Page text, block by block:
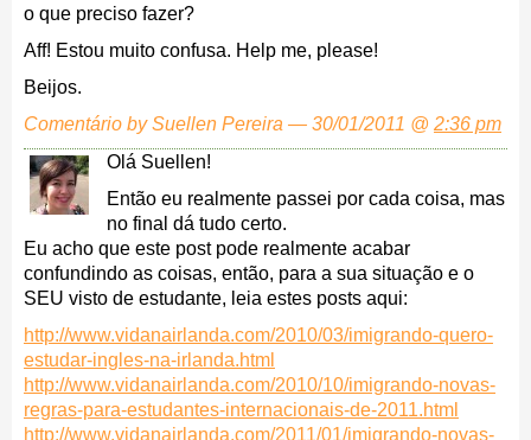
o que preciso fazer?
Aff! Estou muito confusa. Help me, please!
Beijos.
Comentário by Suellen Pereira — 30/01/2011 @ 2:36 pm
Olá Suellen!
Então eu realmente passei por cada coisa, mas
no final dá tudo certo.
Eu acho que este post pode realmente acabar
confundindo as coisas, então, para a sua situação e o
SEU visto de estudante, leia estes posts aqui:
http://www.vidanairlanda.com/2010/03/imigrando-quero-
estudar-ingles-na-irlanda.html
http://www.vidanairlanda.com/2010/10/imigrando-novas-
regras-para-estudantes-internacionais-de-2011.html
http://www.vidanairlanda.com/2011/01/imigrando-novas-